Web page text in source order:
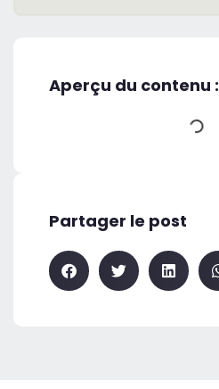
Aperçu du contenu :
Partager le post